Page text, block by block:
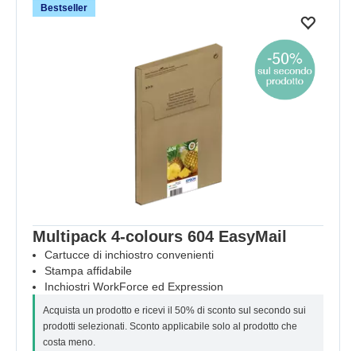
Bestseller
Multipack 4-colours 604 EasyMail
Cartucce di inchiostro convenienti
Stampa affidabile
Inchiostri WorkForce ed Expression
Acquista un prodotto e ricevi il 50% di sconto sul secondo sui
prodotti selezionati. Sconto applicabile solo al prodotto che
costa meno.